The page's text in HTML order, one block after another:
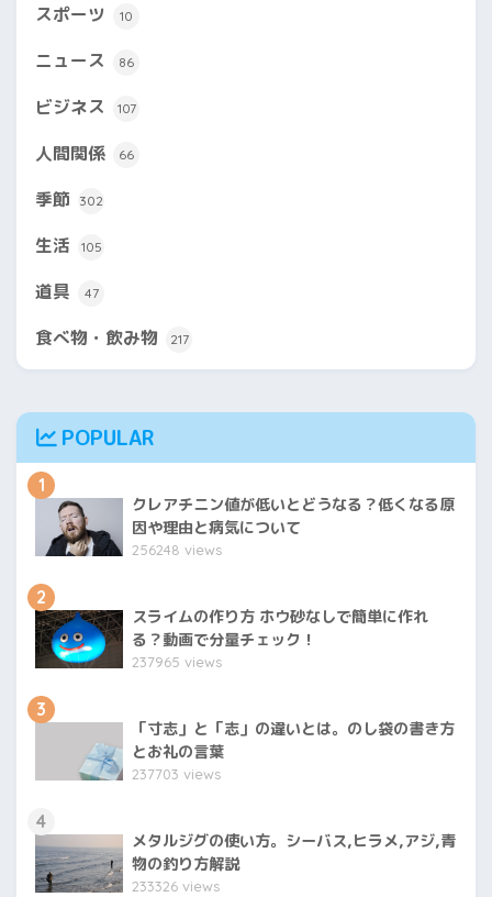
スポーツ 10
ニュース 86
ビジネス 107
人間関係 66
季節 302
生活 105
道具 47
食べ物・飲み物 217
POPULAR
1
クレアチニン値が低いとどうなる？低くなる原
因や理由と病気について
256248 views
2
スライムの作り方 ホウ砂なしで簡単に作れ
る？動画で分量チェック！
237965 views
3
「寸志」と「志」の違いとは。のし袋の書き方
とお礼の言葉
237703 views
4
メタルジグの使い方。シーバス,ヒラメ,アジ,青
物の釣り方解説
233326 views